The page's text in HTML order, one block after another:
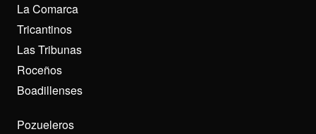
La Comarca
Tricantinos
Las Tribunas
Roceños
Boadillenses
Pozueleros